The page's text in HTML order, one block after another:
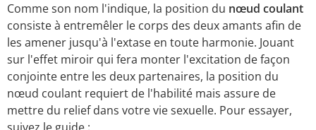
Comme son nom l'indique, la position du nœud coulant
consiste à entremêler le corps des deux amants afin de
les amener jusqu'à l'extase en toute harmonie. Jouant
sur l'effet miroir qui fera monter l'excitation de façon
conjointe entre les deux partenaires, la position du
nœud coulant requiert de l'habilité mais assure de
mettre du relief dans votre vie sexuelle. Pour essayer,